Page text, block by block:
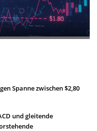
Spanne zwischen $2,80
und gleitende